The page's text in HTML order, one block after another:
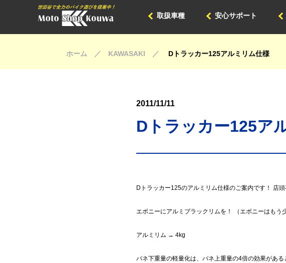
安心サポート
取扱車種
ホーム ／ KAWASAKI ／ Dトラッカー125アルミリム仕様
2011/11/11
Dトラッカー125ア
Dトラッカー125のアルミリム仕様のご案内です！ 店
エボニーにアルミブラックリムを！ （エボニーは
アルミリム → 4kg
バネ下重量の軽量化は、バネ上重量の4倍の効果があ